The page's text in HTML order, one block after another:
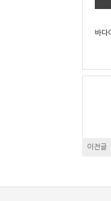
바다
이전글